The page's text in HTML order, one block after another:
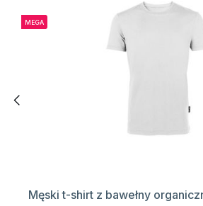
MEGA
Męski t-shirt z bawełny